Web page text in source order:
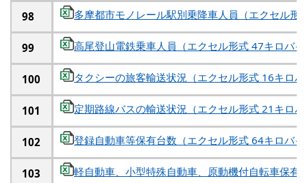
98 多摩都市モノレール駅別乗降車人員（エクセル形
99 高尾登山電鉄乗車人員（エクセル形式 47キロバ
100 タクシーの旅客輸送状況（エクセル形式 16キロ
101 定期路線バスの輸送状況（エクセル形式 21キロ
102 登録自動車等保有台数（エクセル形式 64キロバ
103 軽自動車、小型特殊自動車、原動機付自転車保有